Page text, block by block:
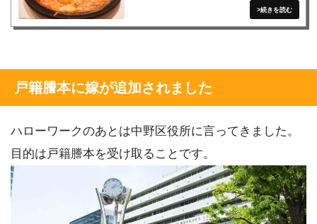
戸籍謄本に嫁が追加されました
ハローワークのあとは中野区役所に言ってきました。
目的は戸籍謄本を受け取ることです。